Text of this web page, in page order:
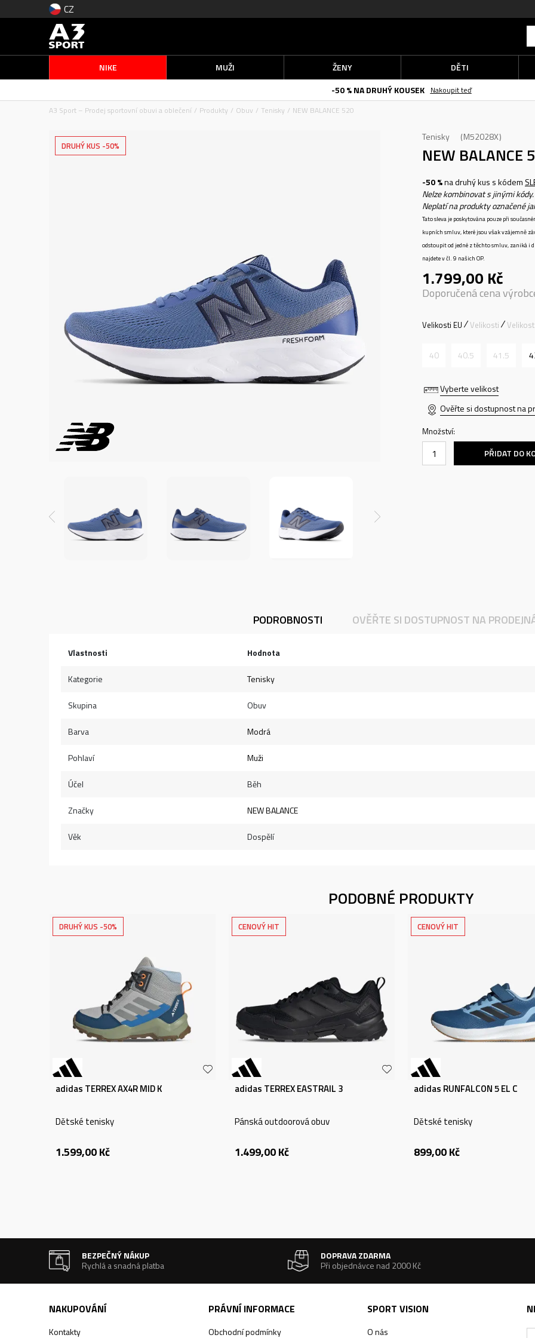
CZ
NIKE MUŽI ŽENY
DĚTI
-50 % NA DRUHÝ KOUSEK
Nakoupit teď
A3 Sport – Prodej sportovní obuvi a oblečení
Produkty Obuv Tenisky NEW BALANCE 520
DRUHÝ KUS -50%
Tenisky M52028X
NEW BALANCE
-50 %na druhý kus s kódem
Nelze kombinovat s jinými kódy.
Neplatí na produkty označené
Tato sleva je poskytována pouze při
kupních smluv, které jsou však vzájemně
odstoupit od jedné z těchto smluv, zaniká i
najdete v čl. 9 našich OP.
1.799,00 Kč
Doporučená cena
Vyberte velikost
Velikosti EU Velikosti
40 40.5 41.5
Ověřte si dostupnost na
Množství:
PŘIDAT DO
PODROBNOSTI OVĚŘTE SI DOSTUPNOST NA
Vlastnosti Hodnota
Kategorie Tenisky
Skupina Obuv
Barva Modrá
Pohlaví Muži
Účel Běh
Značky NEW BALANCE
Věk Dospělí
PODOBNÉ PRODUKTY
DRUHÝ KUS -50%
adidas TERREX AX4R MID K
Dětské tenisky
1.599,00Kč
CENOVÝ HIT
adidas TERREX EASTRAIL 3
Pánská outdoorová obuv
1.499,00Kč
CENOVÝ HIT
adidas RUNFALCON 5 EL C
Dětské tenisky
899,00Kč
BEZPEČNÝ NÁKUP
Rychlá a snadná platba
DOPRAVA ZDARMA
Při objednávce nad 2000 Kč
NAKUPOVÁNÍ
Kontakty
PRÁVNÍ INFORMACE
Obchodní podmínky
SPORT VISION
O nás